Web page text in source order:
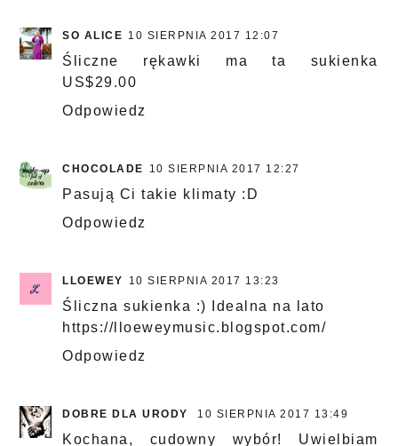
SO ALICE 10 SIERPNIA 2017 12:07
Śliczne rękawki ma ta sukienka
US$29.00
Odpowiedz
CHOCOLADE 10 SIERPNIA 2017 12:27
Pasują Ci takie klimaty :D
Odpowiedz
LLOEWEY 10 SIERPNIA 2017 13:23
Śliczna sukienka :) Idealna na lato
https://lloeweymusic.blogspot.com/
Odpowiedz
DOBRE DLA URODY 10 SIERPNIA 2017 13:49
Kochana, cudowny wybór! Uwielbiam